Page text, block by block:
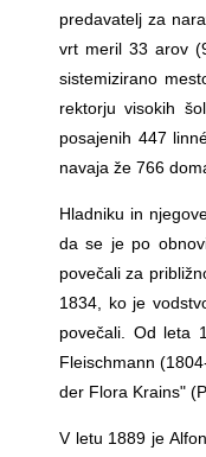
predavatelj za
vrt meril 33 arov
sistemizirano
rektorju visokih
posajenih 447
navaja že 766
Hladniku in
da se je po
povečali za
1834, ko je
povečali. Od leta
Fleischmann
der Flora Krains"
V letu 1889 je